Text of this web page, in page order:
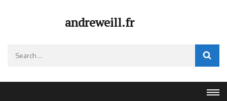
Enter)
andreweill.fr